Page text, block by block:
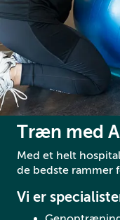
Træn med
Med et helt
de bedste rammer
Vi er